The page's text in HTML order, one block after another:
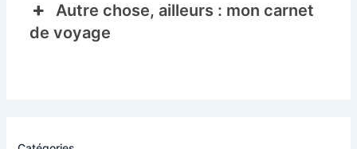
Autre chose, ailleurs : mon carnet
de voyage